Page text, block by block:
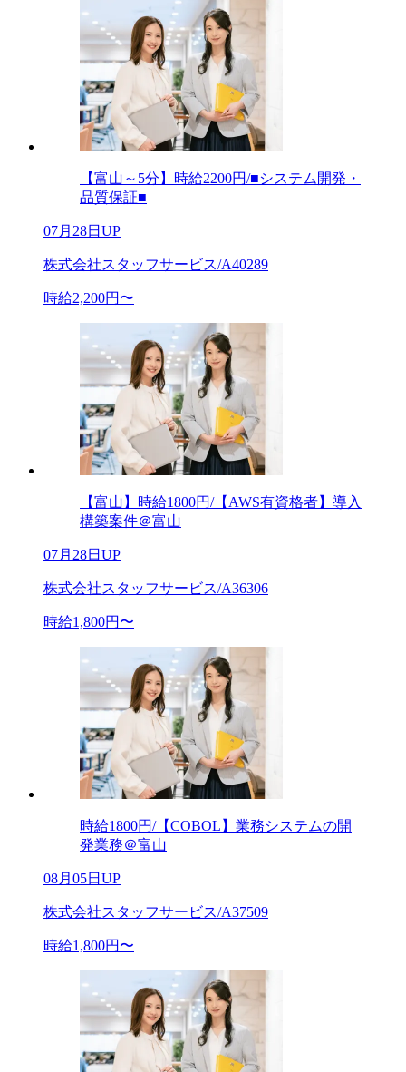
【富山～5分】時給2200円/■システム開発・
品質保証■
07月28日UP
株式会社スタッフサービス/A40289
時給2,200円〜
【富山】時給1800円/【AWS有資格者】導入
構築案件＠富山
07月28日UP
株式会社スタッフサービス/A36306
時給1,800円〜
時給1800円/【COBOL】業務システムの開
発業務＠富山
08月05日UP
株式会社スタッフサービス/A37509
時給1,800円〜